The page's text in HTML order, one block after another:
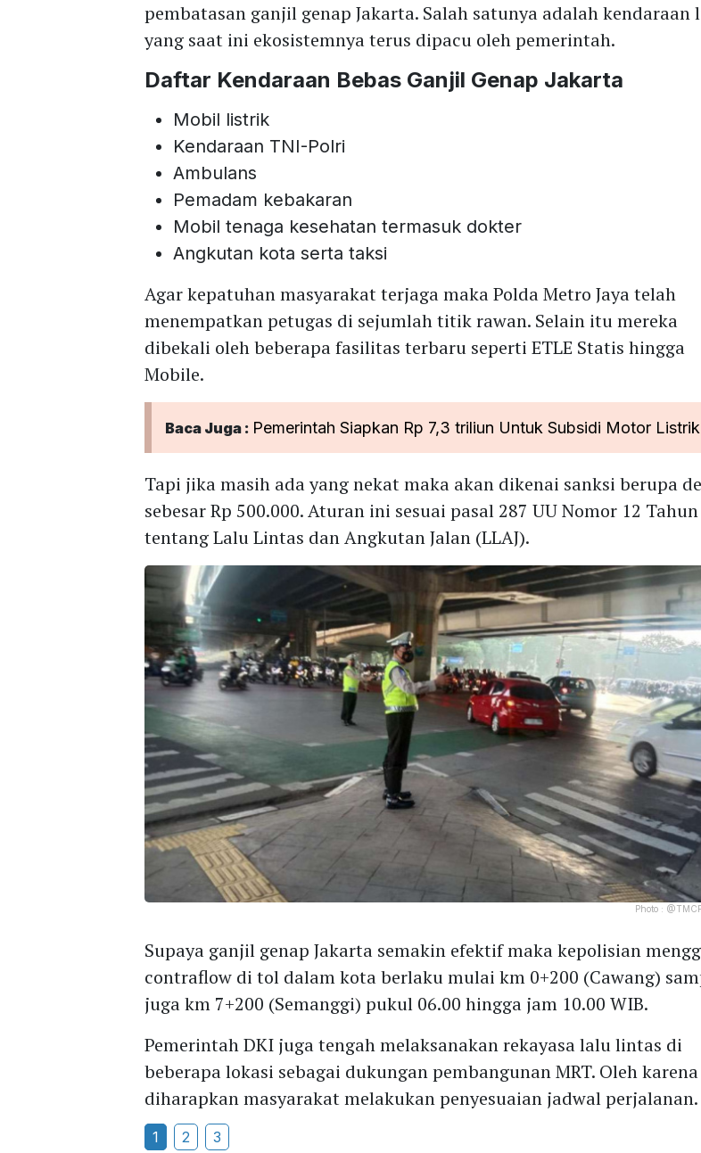
pembatasan ganjil genap Jakarta. Salah satunya adalah kendaraan
yang saat ini ekosistemnya terus dipacu oleh pemerintah.
Daftar Kendaraan Bebas Ganjil Genap Jakarta
Mobil listrik
Kendaraan TNI-Polri
Ambulans
Pemadam kebakaran
Mobil tenaga kesehatan termasuk dokter
Angkutan kota serta taksi
Agar kepatuhan masyarakat terjaga maka Polda Metro Jaya telah
menempatkan petugas di sejumlah titik rawan. Selain itu mereka
dibekali oleh beberapa fasilitas terbaru seperti ETLE Statis hingga
Mobile.
Baca Juga : Pemerintah Siapkan Rp 7,3 triliun Untuk Subsidi Motor Listrik
Tapi jika masih ada yang nekat maka akan dikenai sanksi berupa
sebesar Rp 500.000. Aturan ini sesuai pasal 287 UU Nomor 12
tentang Lalu Lintas dan Angkutan Jalan (LLAJ).
Photo :
Supaya ganjil genap Jakarta semakin efektif maka kepolisian
contraflow di tol dalam kota berlaku mulai km 0+200 (Cawang)
juga km 7+200 (Semanggi) pukul 06.00 hingga jam 10.00 WIB.
Pemerintah DKI juga tengah melaksanakan rekayasa lalu lintas di
beberapa lokasi sebagai dukungan pembangunan MRT. Oleh
diharapkan masyarakat melakukan penyesuaian jadwal perjalanan.
1 2 3